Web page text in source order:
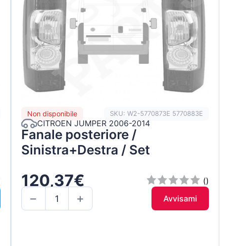
Non disponibile SKU: W2-5770873E 5770883E
CITROEN JUMPER 2006-2014
Fanale posteriore /
Sinistra+Destra / Set
120,37€
()
Avvisami